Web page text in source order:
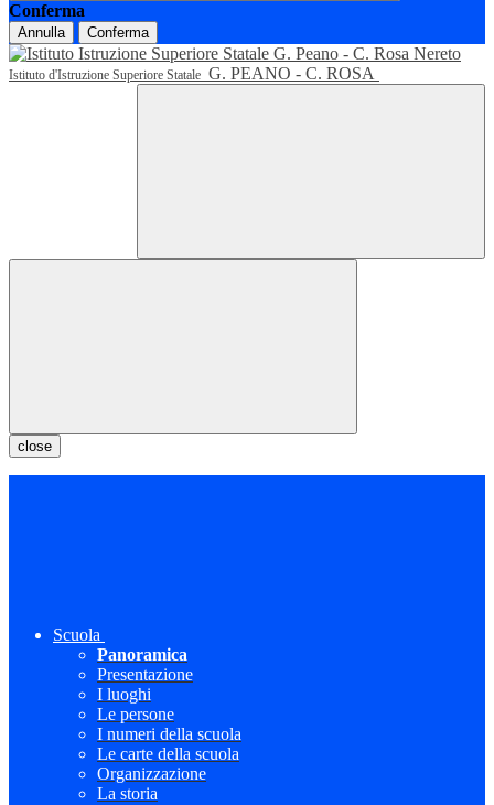
Conferma
Annulla Conferma
Istituto d'Istruzione Superiore Statale G. PEANO - C. ROSA
close
Scuola
Panoramica
Presentazione
I luoghi
Le persone
I numeri della scuola
Le carte della scuola
Organizzazione
La storia